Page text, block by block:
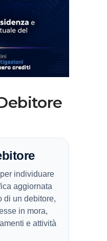
individuare
aggiornata
di un debitore,
in mora,
e attività